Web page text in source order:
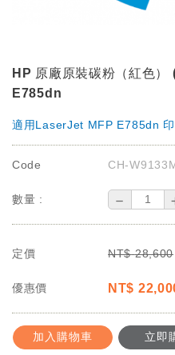
HP 原廠原裝碳粉（紅色
E785dn
適用LaserJet MFP E785dn
Code CH-
數量 : －
定價 NT$ 28,600
優惠價 NT$
加入購物車 立即